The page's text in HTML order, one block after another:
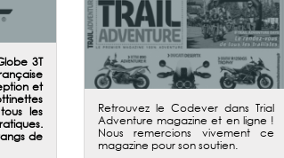
3T
et
les
de
Retrouvez le Codever dans Trial
Adventure magazine et en ligne !
Nous remercions vivement ce
magazine pour son soutien.